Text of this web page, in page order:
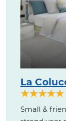
La
★★★★★
Small &